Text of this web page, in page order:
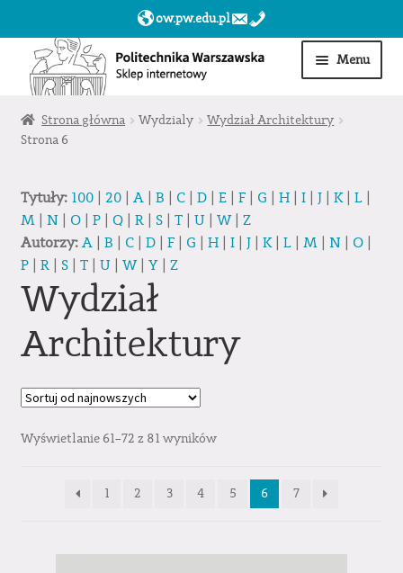
ow.pw.edu.pl
Przejdź
do
nawigacji
Przejdź
do
treści
Menu
Start
Moje konto
Obserwowane
Sklep dla jednostek PW »
Strona główna Wydzialy
Wydział Architektury
Strona 6
Tytuły: 100| 20| A| B C| D| E| F| G H| I| J| K| L|
M| N| O| P| Q| R| S| T| U W| Z
Autorzy: A| B C| D| F| G H| I| J| K| L| M| N| O|
P| R| S| T| U W| Y| Z
Wydział
Architektury
Wyświetlanie 61–72 z 81 wyników
1 2 3 4 5 6 7